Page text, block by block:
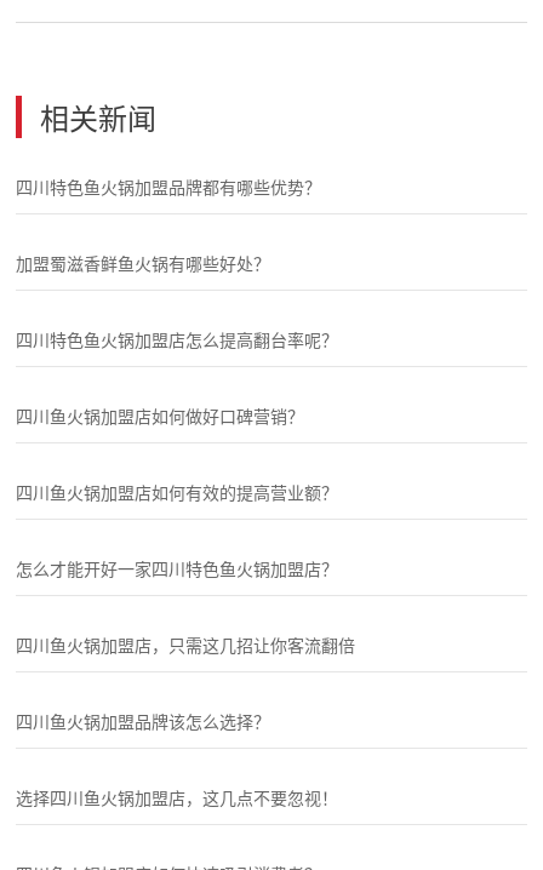
相关新闻
四川特色鱼火锅加盟品牌都有哪些优势？
加盟蜀滋香鲜鱼火锅有哪些好处？
四川特色鱼火锅加盟店怎么提高翻台率呢？
四川鱼火锅加盟店如何做好口碑营销？
四川鱼火锅加盟店如何有效的提高营业额？
怎么才能开好一家四川特色鱼火锅加盟店？
四川鱼火锅加盟店，只需这几招让你客流翻倍
四川鱼火锅加盟品牌该怎么选择？
选择四川鱼火锅加盟店，这几点不要忽视！